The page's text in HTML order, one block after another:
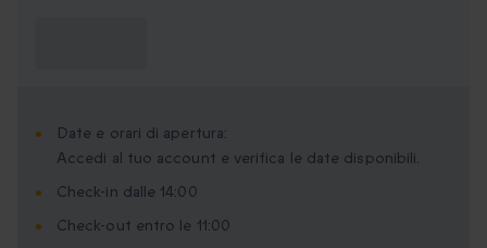
Date e orari di apertura:
Accedi al tuo account e verifica le date disponibili.
Check-in dalle 14:00
Check-out entro le 11:00